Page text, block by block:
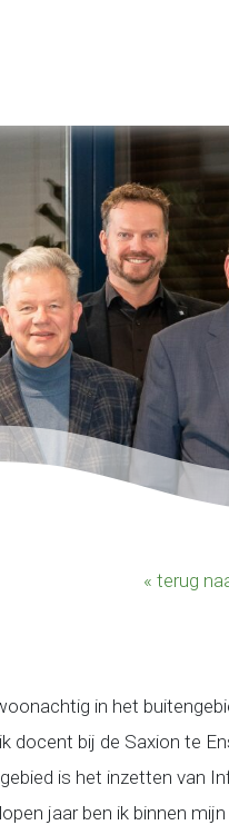
« terug
in het
docent bij de Saxion te
is het inzetten van
jaar ben ik binnen